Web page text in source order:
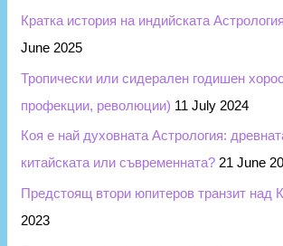
Кратка история на индийската
June 2025
Тропически или сидерален годишен
профекции, революции) 11 July 2024
Коя е най духовната Астрология:
китайската или съвременната? 21 June
Предстоящ втори юпитеров транзит над
2023